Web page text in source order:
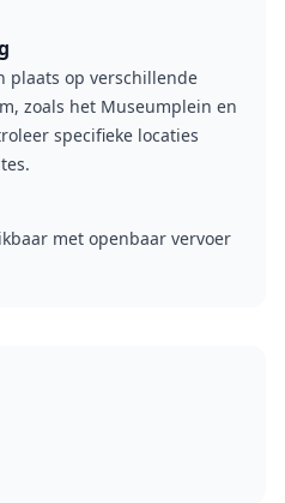
plaats op verschillende
zoals het Museumplein en
specifieke locaties
met openbaar vervoer